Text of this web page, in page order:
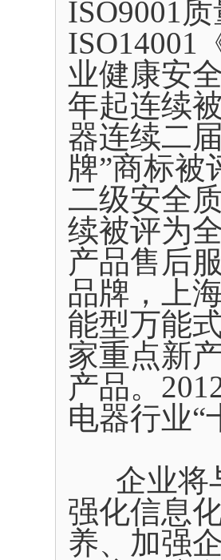
ISO9001
ISO14001
业健康安
年起连续
器连续二
牌”商标被
二级安全
续被评为
产品售后
品牌，上
能型万能
家重点新
产品。
电器行业“
企业将
强化信息
养、加强